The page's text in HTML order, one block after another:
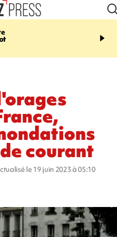
20:17
routière, concours de
courant
le 19 juin 2023 à 05:10